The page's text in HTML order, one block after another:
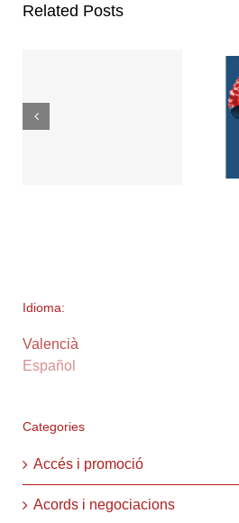
Related Posts
Idioma:
Valencià
Español
Categories
Accés i promoció
Acords i negociacions